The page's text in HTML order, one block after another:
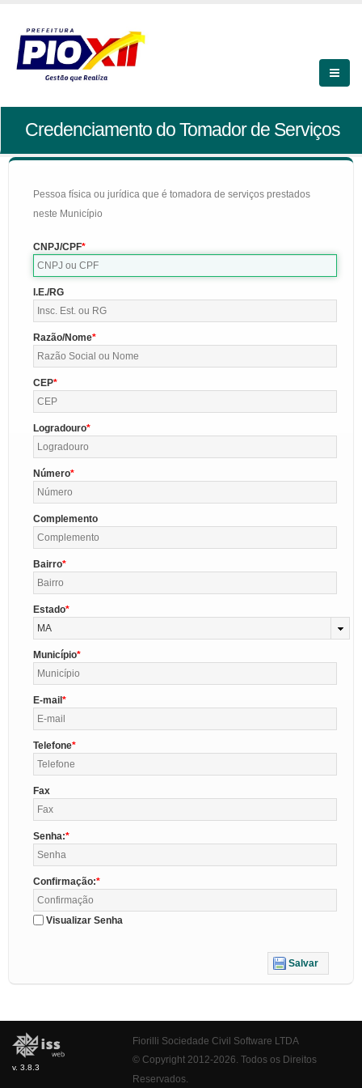
Credenciamento do Tomador de Serviços
Pessoa física ou jurídica que é tomadora de serviços prestados
neste Município
CNPJ/CPF
I.E./RG
Razão/Nome
CEP
Logradouro
Número
Complemento
Bairro
Estado
MA
Município
E-mail
Telefone
Fax
Senha:
Confirmação:
Visualizar Senha
Salvar
v. 3.8.3
Fiorilli Sociedade Civil Software LTDA
© Copyright 2012-2026. Todos os Direitos
Reservados.